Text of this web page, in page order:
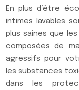
En plus d’être
intimes lavables
plus saines que
composées de
agressifs pour
les substances
dans les